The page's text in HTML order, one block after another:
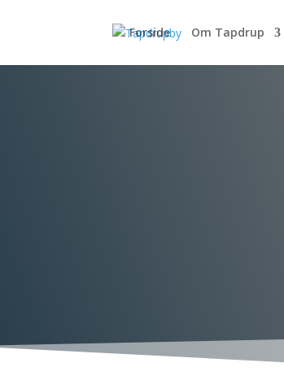
Forside Om Tapdrup